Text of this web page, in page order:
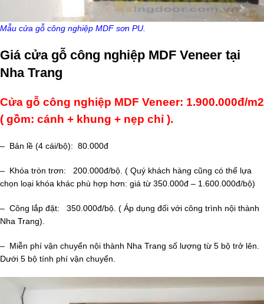
Mẫu cửa gỗ công nghiệp MDF sơn PU.
Giá cửa gỗ công nghiệp MDF Veneer tại
Nha Trang
Cửa gỗ công nghiệp MDF Veneer: 1.900.000đ/m2
( gồm: cánh + khung + nẹp chỉ ).
– Bản lề (4 cái/bộ): 80.000đ
– Khóa tròn trơn: 200.000đ/bộ. ( Quý khách hàng cũng có thể lựa
chọn loại khóa khác phù hợp hơn: giá từ 350.000đ – 1.600.000đ/bộ)
– Công lắp đặt: 350.000đ/bộ. ( Áp dụng đối với công trình nội thành
Nha Trang).
– Miễn phí vận chuyển nội thành Nha Trang số lượng từ 5 bộ trở lên.
Dưới 5 bộ tính phí vận chuyển.